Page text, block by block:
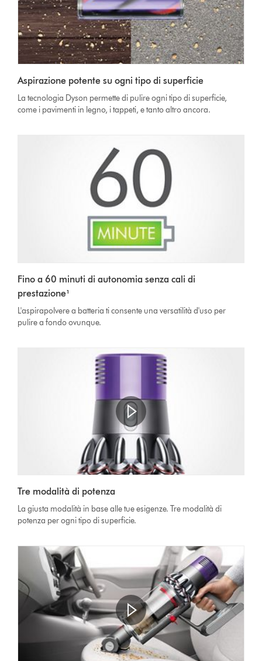
Aspirazione potente su ogni tipo di superficie
La tecnologia Dyson permette di pulire ogni tipo di superficie,
come i pavimenti in legno, i tappeti, e tanto altro ancora.
Fino a 60 minuti di autonomia senza cali di
prestazione¹
L'aspirapolvere a batteria ti consente una versatilità d'uso per
pulire a fondo ovunque.
Transcript
Tre modalità di potenza
La giusta modalità in base alle tue esigenze. Tre modalità di
potenza per ogni tipo di superficie.